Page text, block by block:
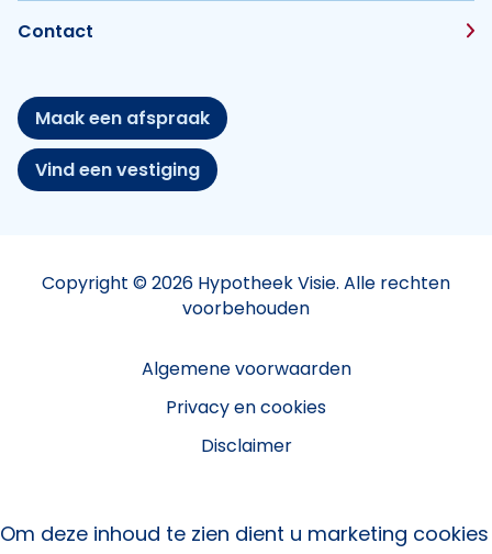
Contact
Maak een afspraak
Vind een vestiging
Copyright © 2026 Hypotheek Visie. Alle rechten
voorbehouden
Algemene voorwaarden
Privacy en cookies
Disclaimer
Om deze inhoud te zien dient u marketing cookies